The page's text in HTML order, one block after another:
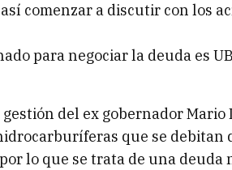
comenzar a discutir con los
para negociar la deuda es
del ex gobernador Mario
que se debitan
lo que se trata de una deuda